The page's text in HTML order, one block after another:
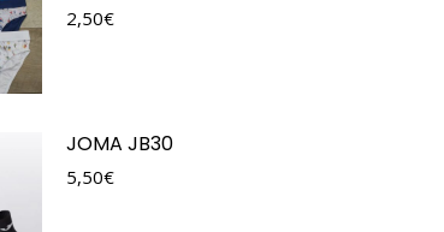
2,50€
JOMA JB30
5,50€